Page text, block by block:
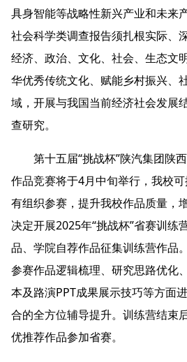
具身智能等战略性新兴产业和未来
社会科学类调查报告须扎根实际、
经济、政治、文化、社会、生态文
华优秀传统文化、赋能乡村振兴、
域，开展与我国当前经济社会发展
查研究。
第十五届“挑战杯”陕汽集团陕
作品竞赛将于4月中旬举行，我校
有组织参赛，提升我校作品质量，
决定开展2025年“挑战杯”省赛训练
品、学院自荐作品征集训练营作品
参赛作品逻辑梳理、研究思路优化
本及路演PPT成果展示技巧等方面
合的全方位辅导提升。训练营结束
优推荐作品参加省赛。